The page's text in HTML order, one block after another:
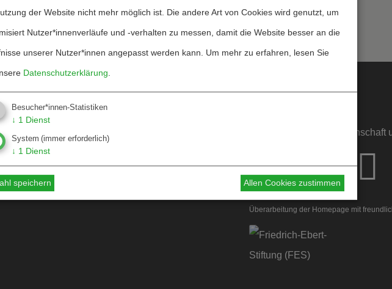
für Autor*innen
für Dossiers
Informationsstelle Wissenschaft
Überarbeitung der Homepage mit
der Website nicht mehr möglich ist. Die andere Art von Cookies wird genutzt, um
Nutzer*innenverläufe und -verhalten zu messen, damit die Website besser an die
unserer Nutzer*innen angepasst werden kann. Um mehr zu erfahren, lesen Sie
Datenschutzerklärung
Besucher*innen-Statistiken
↓ 1 Dienst
System (immer erforderlich)
↓ 1 Dienst
speichern Allen Cookies zustimmen